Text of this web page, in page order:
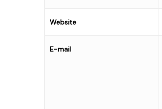
Website
E-mail